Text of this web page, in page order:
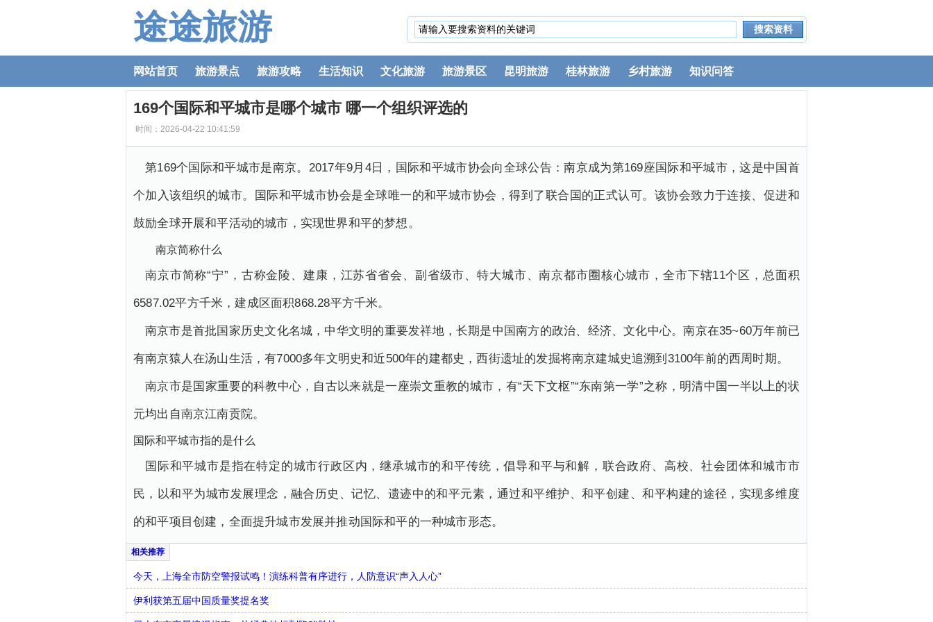
途途旅游
网站首页 旅游景点 旅游攻略 生活知识 文化旅游 旅游景区 昆明旅游 桂林旅游 乡村旅游 知识问答
169个国际和平城市是哪个城市 哪一个组织评选的
时间：2026-04-22 10:41:59
第169个国际和平城市是南京。2017年9月4日，国际和平城市协会向全球公告：南京成为第169座国际和平城市，这是中国首
个加入该组织的城市。国际和平城市协会是全球唯一的和平城市协会，得到了联合国的正式认可。该协会致力于连接、促进和
鼓励全球开展和平活动的城市，实现世界和平的梦想。
南京简称什么
南京市简称“宁”，古称金陵、建康，江苏省省会、副省级市、特大城市、南京都市圈核心城市，全市下辖11个区，总面积
6587.02平方千米，建成区面积868.28平方千米。
南京市是首批国家历史文化名城，中华文明的重要发祥地，长期是中国南方的政治、经济、文化中心。南京在35~60万年前已
有南京猿人在汤山生活，有7000多年文明史和近500年的建都史，西街遗址的发掘将南京建城史追溯到3100年前的西周时期。
南京市是国家重要的科教中心，自古以来就是一座崇文重教的城市，有“天下文枢”“东南第一学”之称，明清中国一半以上的状
元均出自南京江南贡院。
国际和平城市指的是什么
国际和平城市是指在特定的城市行政区内，继承城市的和平传统，倡导和平与和解，联合政府、高校、社会团体和城市市
民，以和平为城市发展理念，融合历史、记忆、遗迹中的和平元素，通过和平维护、和平创建、和平构建的途径，实现多维度
的和平项目创建，全面提升城市发展并推动国际和平的一种城市形态。
今天，上海全市防空警报试鸣！演练科普有序进行，人防意识“声入人心”
伊利获第五届中国质量奖提名奖